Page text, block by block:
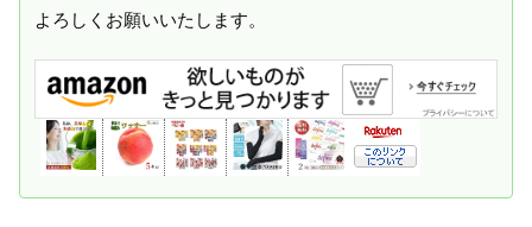
よろしくお願いいたします。